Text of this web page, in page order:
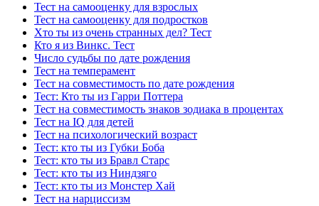
Тест на самооценку для взрослых
Тест на самооценку для подростков
Хто ты из очень странных дел? Тест
Кто я из Винкс. Тест
Число судьбы по дате рождения
Тест на темперамент
Тест на совместимость по дате рождения
Тест: Кто ты из Гарри Поттера
Тест на совместимость знаков зодиака в процентах
Тест на IQ для детей
Тест на психологический возраст
Тест: кто ты из Губки Боба
Тест: кто ты из Бравл Старс
Тест: кто ты из Ниндзяго
Тест: кто ты из Монстер Хай
Тест на нарциссизм